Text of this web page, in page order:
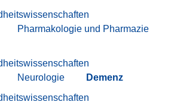
Pharmakologie und Pharmazie
Neurologie
Demenz